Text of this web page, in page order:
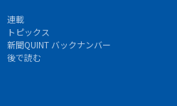
連載
トピックス
新聞QUINT バックナンバー
後で読む